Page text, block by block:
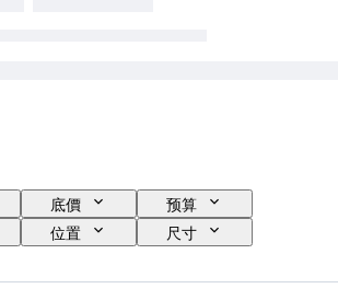
底價
预算
位置
尺寸